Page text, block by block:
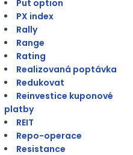
Put option
PX index
Rally
Range
Rating
Realizovaná poptávka
Redukovat
Reinvestice kuponové
platby
REIT
Repo-operace
Resistance